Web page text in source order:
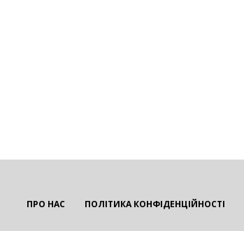
ПРО НАС ПОЛІТИКА КОНФІДЕНЦІЙНОСТІ